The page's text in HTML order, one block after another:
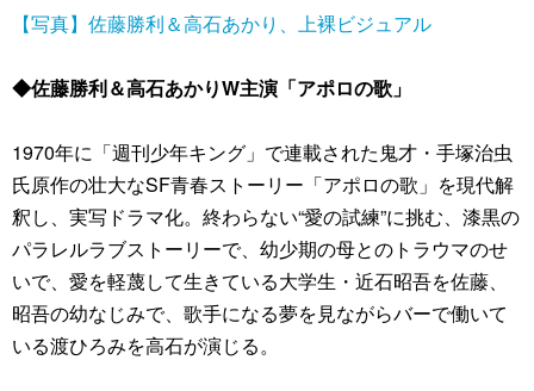
【写真】佐藤勝利＆高石あかり、上裸ビジュアル
◆佐藤勝利＆高石あかりW主演「アポロの歌」
1970年に「週刊少年キング」で連載された鬼才・手塚治虫
氏原作の壮大なSF青春ストーリー「アポロの歌」を現代解
釈し、実写ドラマ化。終わらない“愛の試練”に挑む、漆黒の
パラレルラブストーリーで、幼少期の母とのトラウマのせ
いで、愛を軽蔑して生きている大学生・近石昭吾を佐藤、
昭吾の幼なじみで、歌手になる夢を見ながらバーで働いて
いる渡ひろみを高石が演じる。